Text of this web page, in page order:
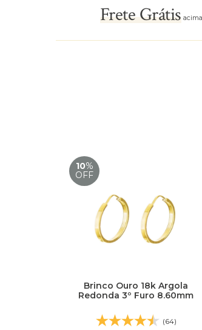
Frete Grátis
10%
OFF
Brinco Ouro 18k Argola
Redonda 3º Furo 8.60mm
(64)